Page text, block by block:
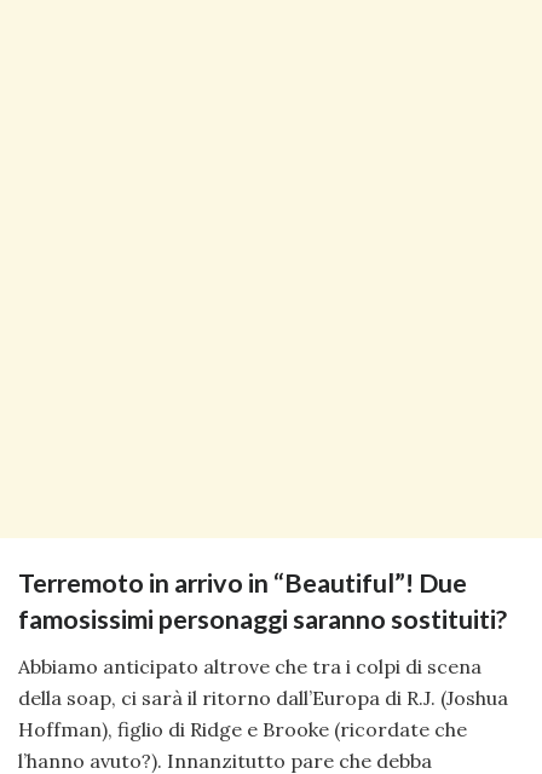
Terremoto in arrivo in “Beautiful”! Due
famosissimi personaggi saranno sostituiti?
Abbiamo anticipato altrove che tra i colpi di scena
della soap, ci sarà il ritorno dall’Europa di R.J. (Joshua
Hoffman), figlio di Ridge e Brooke (ricordate che
l’hanno avuto?). Innanzitutto pare che debba